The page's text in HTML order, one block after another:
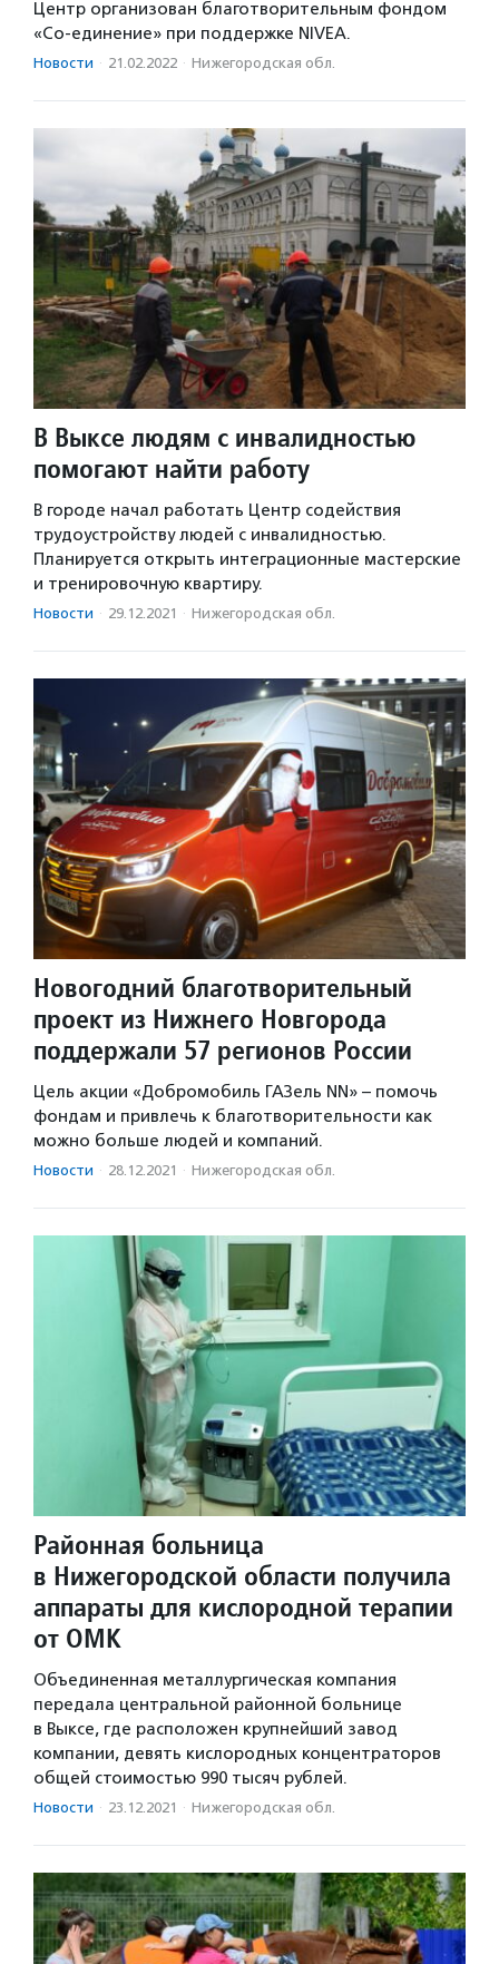
Центр организован благотворительным фондом
«Со-единение» при поддержке NIVEA.
Новости · 21.02.2022 · Нижегородская обл.
В Выксе людям с инвалидностью
помогают найти работу
В городе начал работать Центр содействия
трудоустройству людей с инвалидностью.
Планируется открыть интеграционные мастерские
и тренировочную квартиру.
Новости · 29.12.2021 · Нижегородская обл.
Новогодний благотворительный
проект из Нижнего Новгорода
поддержали 57 регионов России
Цель акции «Добромобиль ГАЗель NN» – помочь
фондам и привлечь к благотворительности как
можно больше людей и компаний.
Новости · 28.12.2021 · Нижегородская обл.
Районная больница
в Нижегородской области получила
аппараты для кислородной терапии
от ОМК
Объединенная металлургическая компания
передала центральной районной больнице
в Выксе, где расположен крупнейший завод
компании, девять кислородных концентраторов
общей стоимостью 990 тысяч рублей.
Новости · 23.12.2021 · Нижегородская обл.